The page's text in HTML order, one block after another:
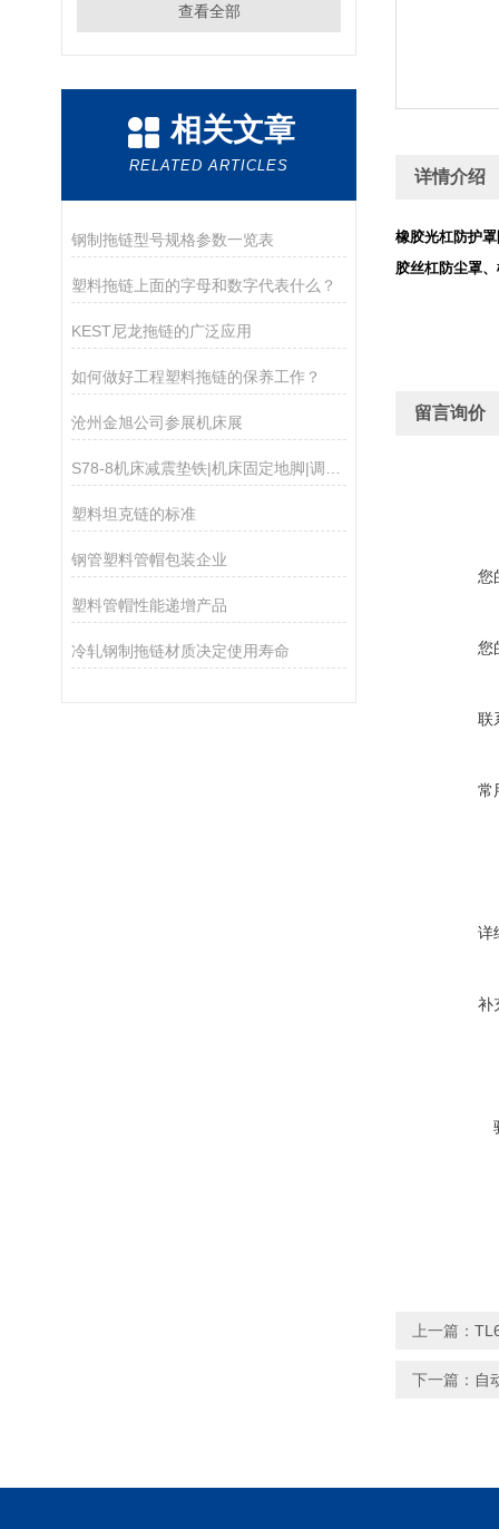
查看全部
相关文章
RELATED ARTICLES
钢制拖链型号规格参数一览表
塑料拖链上面的字母和数字代表什么？
KEST尼龙拖链的广泛应用
如何做好工程塑料拖链的保养工作？
沧州金旭公司参展机床展
塑料坦克链的标准
钢管塑料管帽包装企业
塑料管帽性能递增产品
冷轧钢制拖链材质决定使用寿命
详情介绍
橡胶光杠防护
胶丝杠防尘罩
留言询价
您
您
联
常
详
补
上一篇：
下一篇： 自